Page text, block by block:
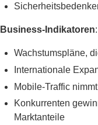
Business-Indikatoren:
Wachstumspläne,
Internationale
Mobile-Traffic
Konkurrenten
Marktanteile